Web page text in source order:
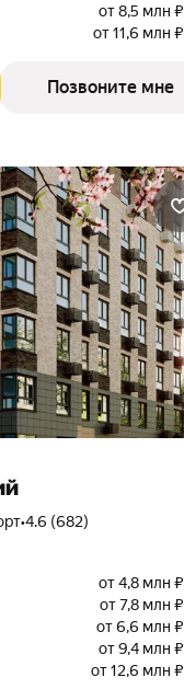
от 8,5 млн ₽
от 11,6 млн ₽
Позвоните мне
•4.6 (682)
от 4,8 млн ₽
от 7,8 млн ₽
от 6,6 млн ₽
от 9,4 млн ₽
от 12,6 млн ₽